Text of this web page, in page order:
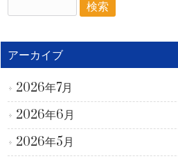
アーカイブ
2026年7月
2026年6月
2026年5月